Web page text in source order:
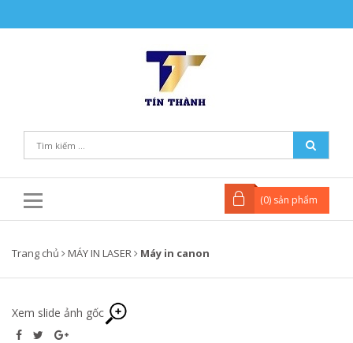
(0) sản phẩm
Trang chủ MÁY IN LASER Máy in canon
Xem slide ảnh gốc